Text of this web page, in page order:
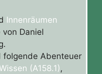
Innenräumen
Daniel
folgende Abenteuer
(A158.1),